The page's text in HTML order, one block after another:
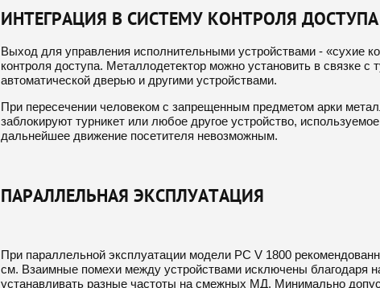
ИНТЕГРАЦИЯ В СИСТЕМУ КОНТРОЛЯ ДОСТУПА
Выход для управления исполнительными устройствами - «сухие
контроля доступа. Металлодетектор можно установить в связке
автоматической дверью и другими устройствами.
При пересечении человеком с запрещенным предметом арки
заблокируют турникет или любое другое устройство,
дальнейшее движение посетителя невозможным.
ПАРАЛЛЕЛЬНАЯ ЭКСПЛУАТАЦИЯ
При параллельной эксплуатации модели РС V 1800
см. Взаимные помехи между устройствами исключены благодаря
устанавливать разные частоты на смежных МД. Минимально